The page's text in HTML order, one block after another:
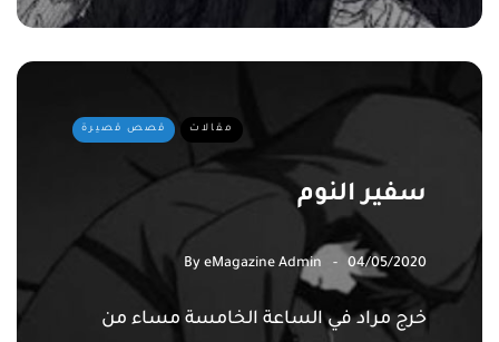
قصص قصيرة مقالات
سفير النوم
By eMagazine Admin 04/05/2020
خرج مراد في الساعة الخامسة مساء من